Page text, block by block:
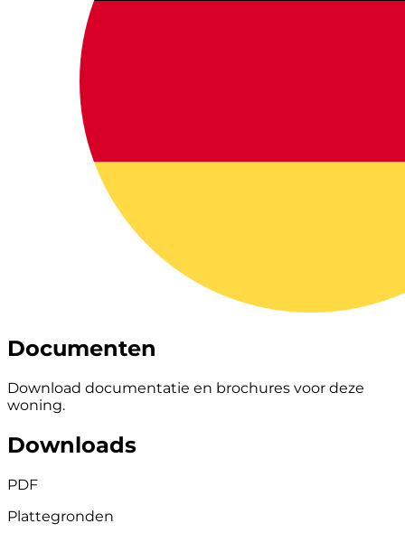
Documenten
Download documentatie en brochures voor deze
woning.
Downloads
PDF
Plattegronden